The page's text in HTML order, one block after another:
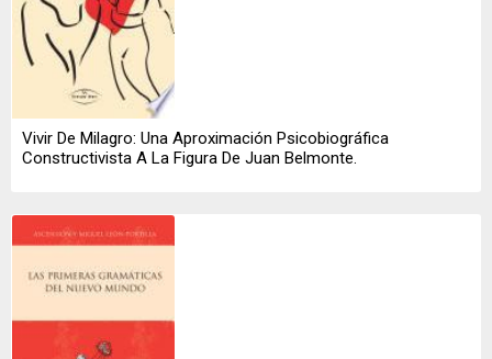
Vivir De Milagro: Una Aproximación Psicobiográfica
Constructivista A La Figura De Juan Belmonte.